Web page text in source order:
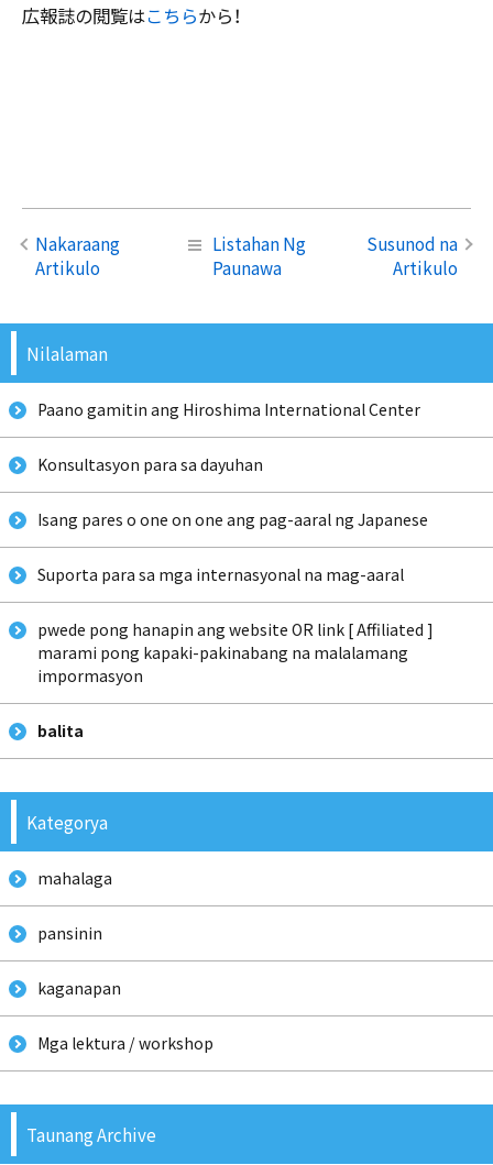
広報誌の閲覧はこちらから！
Nakaraang
Artikulo
Listahan Ng
Paunawa
Susunod na
Artikulo
Nilalaman
Paano gamitin ang Hiroshima International Center
Konsultasyon para sa dayuhan
Isang pares o one on one ang pag-aaral ng Japanese
Suporta para sa mga internasyonal na mag-aaral
pwede pong hanapin ang website OR link [ Affiliated ]
marami pong kapaki-pakinabang na malalamang
impormasyon
balita
Kategorya
mahalaga
pansinin
kaganapan
Mga lektura / workshop
Taunang Archive